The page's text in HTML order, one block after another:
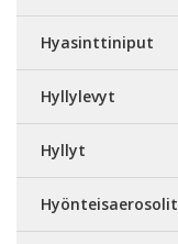
Hyasinttiniput
Hyllylevyt
Hyllyt
Hyönteisaerosolit